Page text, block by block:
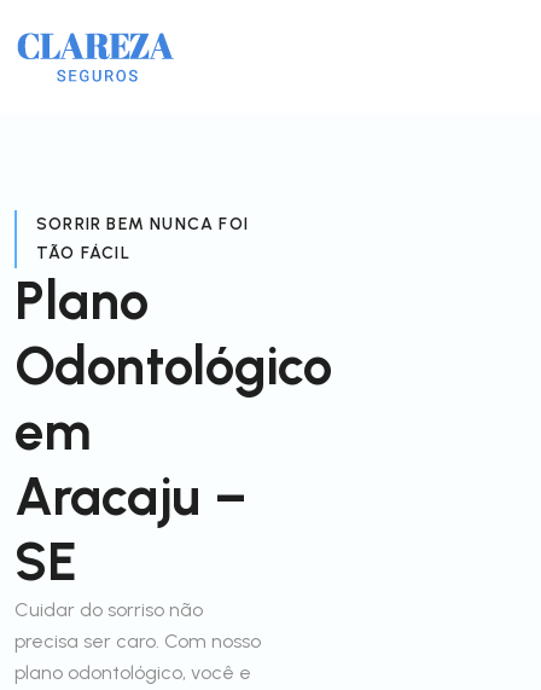
SORRIR BEM NUNCA FOI
TÃO FÁCIL
Plano
Odontológico
em
Aracaju –
SE
Cuidar do sorriso não
precisa ser caro. Com nosso
plano odontológico, você e